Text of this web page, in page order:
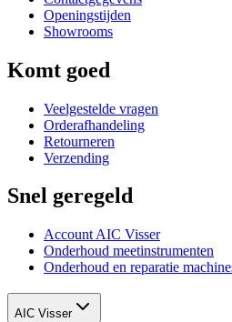
Openingstijden
Showrooms
Komt goed
Veelgestelde vragen
Orderafhandeling
Retourneren
Verzending
Snel geregeld
Account AIC Visser
Onderhoud meetinstrumenten
Onderhoud en reparatie
AIC Visser